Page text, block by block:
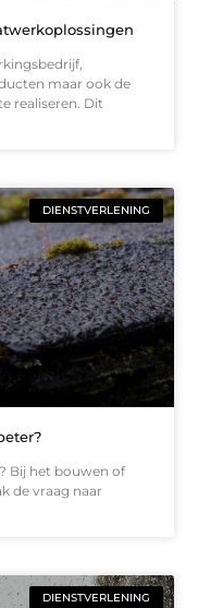
maar ook de
realiseren. Dit
DIENSTVERLENING
Bij het bouwen of
de vraag naar
DIENSTVERLENING